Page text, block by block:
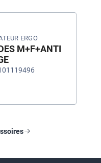
ERGO
M+F+ANTI